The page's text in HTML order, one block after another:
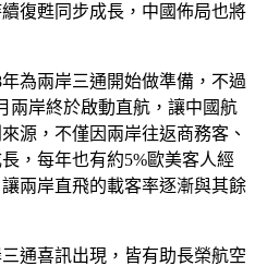
復甦同步成長，中國佈局也將
為兩岸三通開始做準備，不過
兩岸終於啟動直航，讓中國航
源，不僅因兩岸往返商務客、
，每年也有約5%歐美客人經
兩岸直飛的載客率逐漸與其餘
通喜訊出現，皆有助長榮航空